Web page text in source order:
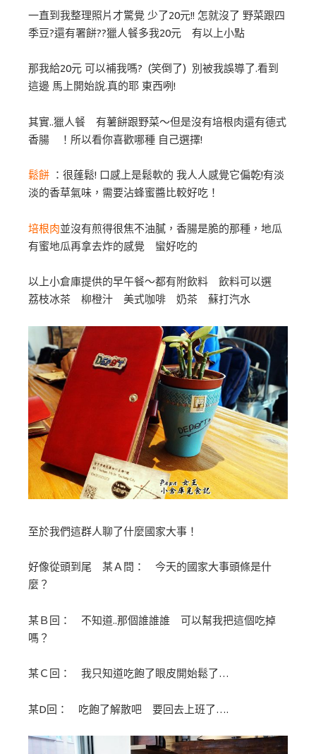
一直到我整理照片才驚覺 少了20元!! 怎就沒了 野菜跟四
季豆?還有署餅??獵人餐多我20元 有以上小點
那我給20元 可以補我嗎? (笑倒了) 別被我誤導了.看到
這邊 馬上開始說.真的耶 東西咧!
其實..獵人餐 有薯餅跟野菜～但是沒有培根肉還有德式
香腸 ！所以看你喜歡哪種 自己選擇!
鬆餅 ：很蓬鬆! 口感上是鬆軟的 我人人感覺它偏乾!有淡
淡的香草氣味，需要沾蜂蜜醬比較好吃！
培根肉並沒有煎得很焦不油膩，香腸是脆的那種，地瓜
有蜜地瓜再拿去炸的感覺 蠻好吃的
以上小倉庫提供的早午餐～都有附飲料 飲料可以選
荔枝冰茶 柳橙汁 美式咖啡 奶茶 蘇打汽水
至於我們這群人聊了什麼國家大事！
好像從頭到尾 某Ａ問： 今天的國家大事頭條是什
麼？
某Ｂ回： 不知道..那個誰誰誰 可以幫我把這個吃掉
嗎？
某Ｃ回： 我只知道吃飽了眼皮開始鬆了…
某D回： 吃飽了解散吧 要回去上班了….